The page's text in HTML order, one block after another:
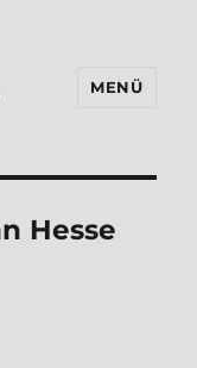
MENÜ
Hesse